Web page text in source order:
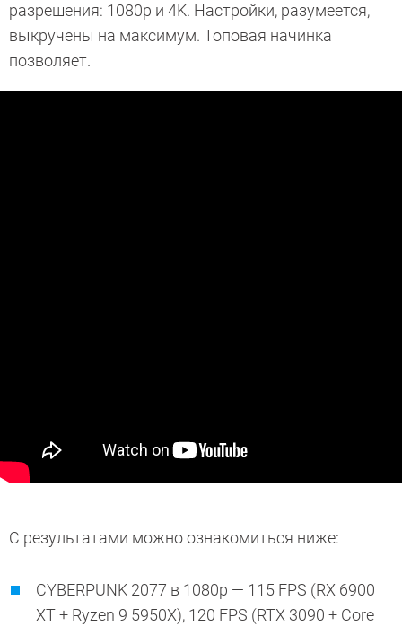
разрешения: 1080p и 4K. Настройки, разумеется,
выкручены на максимум. Топовая начинка
позволяет.
С результатами можно ознакомиться ниже:
CYBERPUNK 2077 в 1080p — 115 FPS (RX 6900
XT + Ryzen 9 5950X), 120 FPS (RTX 3090 + Core